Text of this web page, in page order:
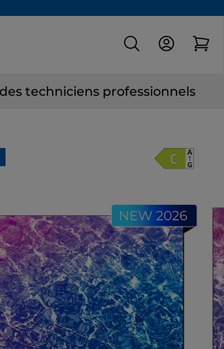
techniciens professionnels